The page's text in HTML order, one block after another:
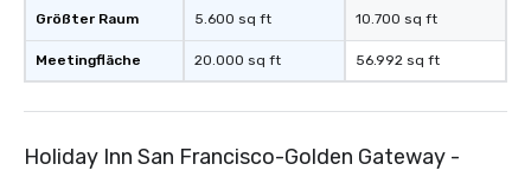
Größter Raum
Meetingfläche
5.600 sq ft
20.000 sq ft
10.700 sq ft
56.992 sq ft
Holiday Inn San Francisco-Golden Gateway -